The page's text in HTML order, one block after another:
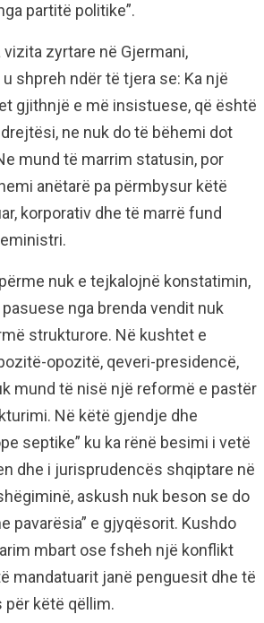
partitë politike”.
zyrtare në Gjermani,
shpreh ndër të tjera se: Ka një
gjithnjë e më insistuese, që është
ne nuk do të bëhemi dot
mund të marrim statusin, por
anëtarë pa përmbysur këtë
korporativ dhe të marrë fund
nuk e tejkalojnë konstatimin,
nga brenda vendit nuk
strukturore. Në kushtet e
opozitë, qeveri-presidencë,
mund të nisë një reformë e pastër
Në këtë gjendje dhe
septike” ku ka rënë besimi i vetë
dhe i jurisprudencës shqiptare në
askush nuk beson se do
pavarësia” e gjyqësorit. Kushdo
mbart ose fsheh një konflikt
mandatuarit janë penguesit dhe të
për këtë qëllim.